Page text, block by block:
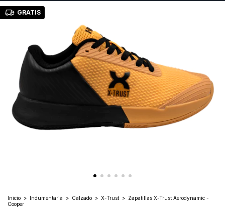
GRATIS
Inicio > Indumentaria > Calzado > X-Trust > Zapatillas X-Trust Aerodynamic -
Cooper